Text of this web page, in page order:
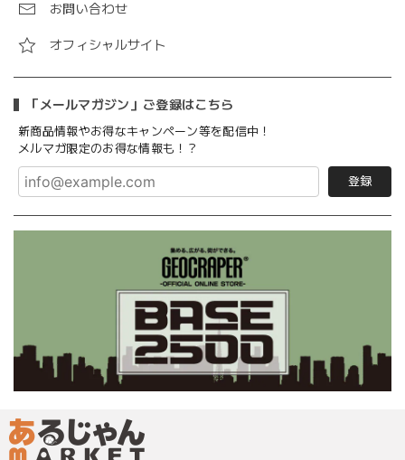
お問い合わせ
オフィシャルサイト
「メールマガジン」ご登録はこちら
新商品情報やお得なキャンペーン等を配信中！
メルマガ限定のお得な情報も！？
登録